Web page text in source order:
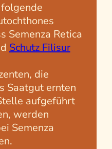
Semenza Retica
Schutz Filisur
die
Saatgut ernten
aufgeführt
werden
Semenza